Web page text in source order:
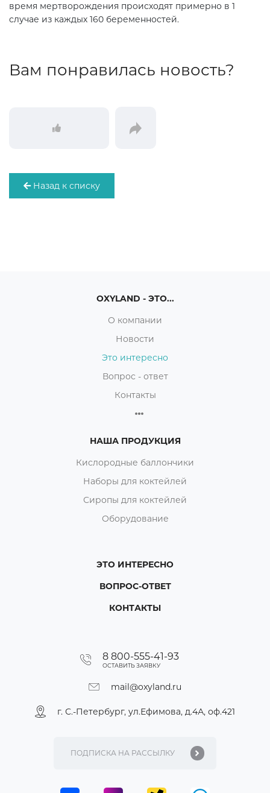
время мертворождения происходят примерно в 1
случае из каждых 160 беременностей.
Вам понравилась новость?
Назад к списку
OXYLAND - ЭТО...
О компании
Новости
Это интересно
Вопрос - ответ
Контакты
НАША ПРОДУКЦИЯ
Кислородные баллончики
Наборы для коктейлей
Сиропы для коктейлей
Оборудование
ЭТО ИНТЕРЕСНО
ВОПРОС-ОТВЕТ
КОНТАКТЫ
8 800-555-41-93
ОСТАВИТЬ ЗАЯВКУ
mail@oxyland.ru
г. С.-Петербург, ул.Ефимова, д.4А, оф.421